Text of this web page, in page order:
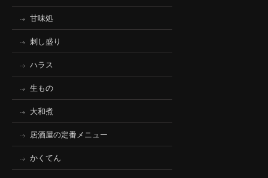
甘味処
刺し盛り
ハラス
生もの
大和煮
居酒屋の定番メニュー
かくてん